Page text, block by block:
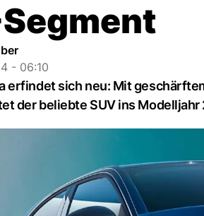
- 06:10
erfindet sich neu: Mit
der beliebte SUV ins Modelljahr